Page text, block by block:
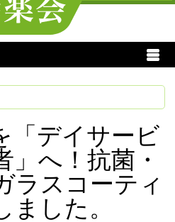
「デイサービ
」へ！抗菌・
ラスコーティ
ました。